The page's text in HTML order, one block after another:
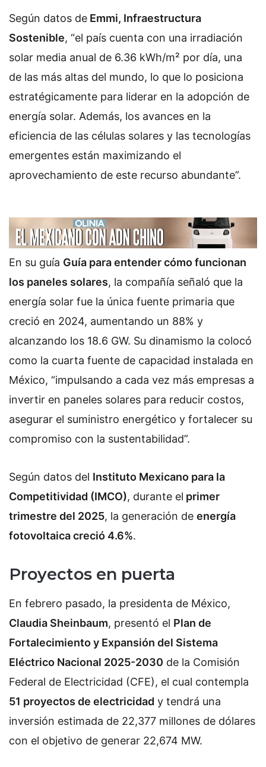
Según datos de Emmi, Infraestructura
Sostenible, “el país cuenta con una irradiación
solar media anual de 6.36 kWh/m² por día, una
de las más altas del mundo, lo que lo posiciona
estratégicamente para liderar en la adopción de
energía solar. Además, los avances en la
eficiencia de las células solares y las tecnologías
emergentes están maximizando el
aprovechamiento de este recurso abundante”.
En su guía Guía para entender cómo funcionan
los paneles solares, la compañía señaló que la
energía solar fue la única fuente primaria que
creció en 2024, aumentando un 88% y
alcanzando los 18.6 GW. Su dinamismo la colocó
como la cuarta fuente de capacidad instalada en
México, “impulsando a cada vez más empresas a
invertir en paneles solares para reducir costos,
asegurar el suministro energético y fortalecer su
compromiso con la sustentabilidad”.
Según datos del Instituto Mexicano para la
Competitividad (IMCO), durante el primer
trimestre del 2025, la generación de energía
fotovoltaica creció 4.6%.
Proyectos en puerta
En febrero pasado, la presidenta de México,
Claudia Sheinbaum, presentó el Plan de
Fortalecimiento y Expansión del Sistema
Eléctrico Nacional 2025-2030 de la Comisión
Federal de Electricidad (CFE), el cual contempla
51 proyectos de electricidad y tendrá una
inversión estimada de 22,377 millones de dólares
con el objetivo de generar 22,674 MW.